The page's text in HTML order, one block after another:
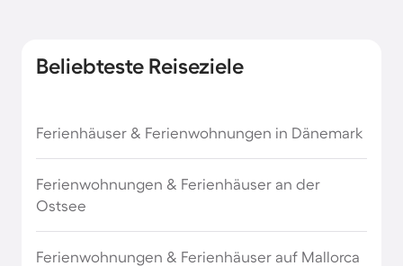
Miltenberg
Deidesheim
Beliebteste Reiseziele
Ferienhäuser & Ferienwohnungen in Dänemark
Ferienwohnungen & Ferienhäuser an der
Ostsee
Ferienwohnungen & Ferienhäuser auf Mallorca